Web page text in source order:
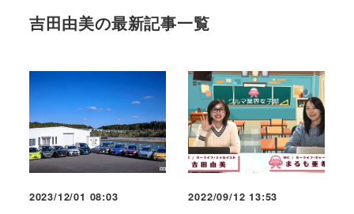
吉田由美の最新記事一覧
2023/12/01 08:03 2022/09/12 13:53